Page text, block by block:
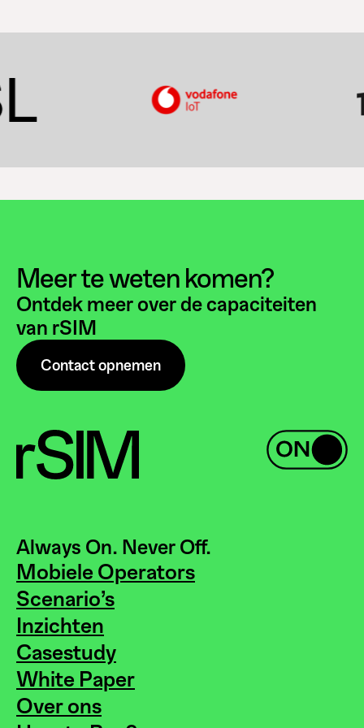
Meer te weten komen?
Ontdek meer over de capaciteiten
van rSIM
Contact opnemen
Always On. Never Off.
Mobiele Operators
Scenario’s
Inzichten
Casestudy
White Paper
Over ons